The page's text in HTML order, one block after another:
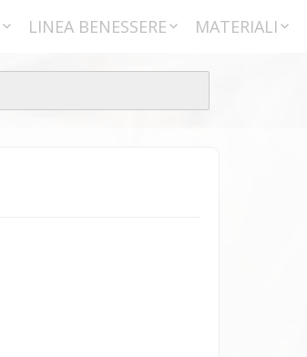
LINEA BENESSERE
Poltrone
MATERIALI
Imbottiture